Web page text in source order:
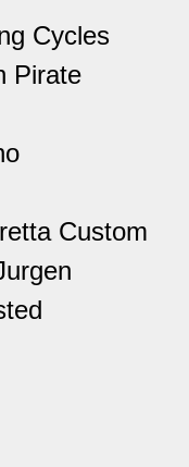
Cycles
Pirate
Custom